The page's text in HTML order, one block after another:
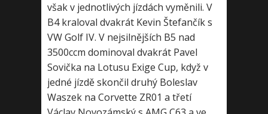
však v jednotlivých jízdách vyměnili. V
B4 kraloval dvakrát Kevin Štefančík s
VW Golf IV. V nejsilnějších B5 nad
3500ccm dominoval dvakrát Pavel
Sovička na Lotusu Exige Cup, když v
jedné jízdě skončil druhý Boleslav
Waszek na Corvette ZR01 a třetí